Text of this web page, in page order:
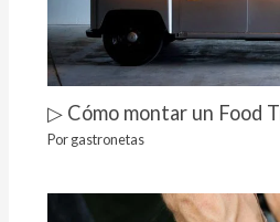
▷ Cómo montar un Food
Porgastronetas